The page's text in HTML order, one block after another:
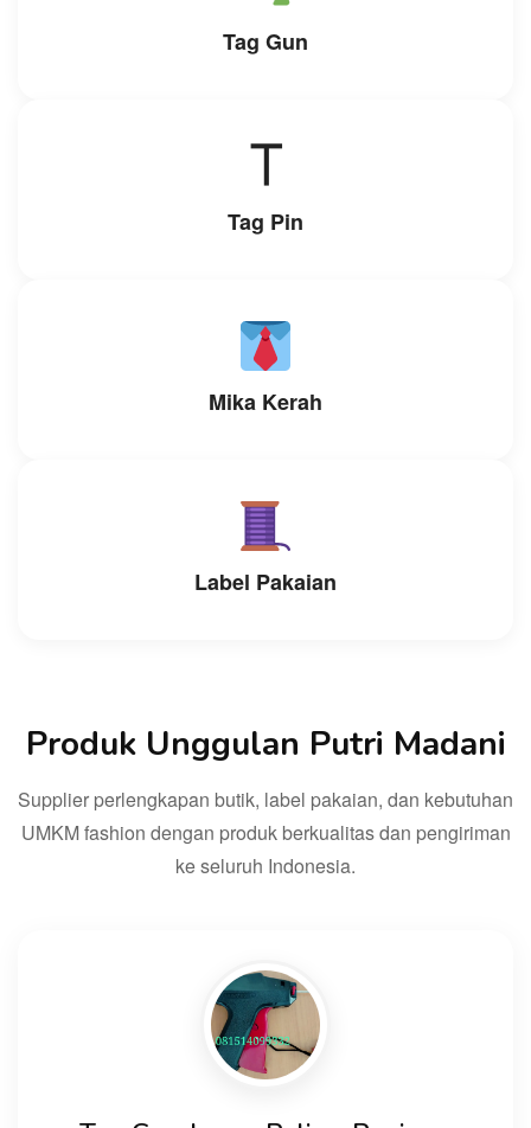
Tag Gun
⟙
Tag Pin
Mika Kerah
Label Pakaian
Produk Unggulan Putri Madani
Supplier perlengkapan butik, label pakaian, dan kebutuhan
UMKM fashion dengan produk berkualitas dan pengiriman
ke seluruh Indonesia.